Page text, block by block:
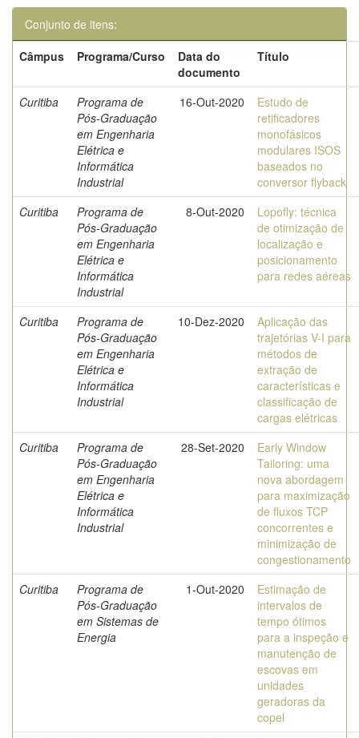
Conjunto de itens:
Câmpus
Programa/Curso
Data do
documento
Título
Curitiba
Programa de
Pós-Graduação
em Engenharia
Elétrica e
Informática
Industrial
16-Out-2020
Estudo de
retificadores
monofásicos
modulares ISOS
baseados no
conversor flyback
Curitiba
Programa de
Pós-Graduação
em Engenharia
Elétrica e
Informática
Industrial
8-Out-2020
Lopofly: técnica
de otimização de
localização e
posicionamento
para redes aéreas
Curitiba
Programa de
Pós-Graduação
em Engenharia
Elétrica e
Informática
Industrial
10-Dez-2020
Aplicação das
trajetórias V-I para
métodos de
extração de
características e
classificação de
cargas elétricas
Curitiba
Programa de
Pós-Graduação
em Engenharia
Elétrica e
Informática
Industrial
28-Set-2020
Early Window
Tailoring: uma
nova abordagem
para maximização
de fluxos TCP
concorrentes e
minimização de
congestionamento
Curitiba
Programa de
Pós-Graduação
em Sistemas de
Energia
1-Out-2020
Estimação de
intervalos de
tempo ótimos
para a inspeção e
manutenção de
escovas em
unidades
geradoras da
copel